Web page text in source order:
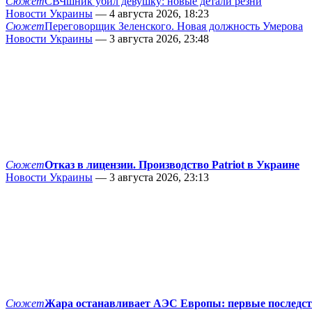
Новости Украины — 4 августа 2026, 18:23
СюжетПереговорщик Зеленского. Новая должность Умерова
Новости Украины — 3 августа 2026, 23:48
СюжетОтказ в лицензии. Производство Patriot в Украине
Новости Украины — 3 августа 2026, 23:13
СюжетЖара останавливает АЭС Европы: первые